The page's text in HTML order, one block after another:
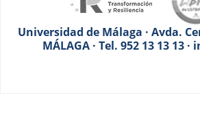
Universidad de Málaga · Avda.
MÁLAGA · Tel. 952 13 13 13